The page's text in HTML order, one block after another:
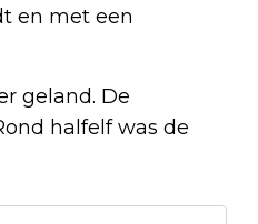
en met een
geland. De
halfelf was de